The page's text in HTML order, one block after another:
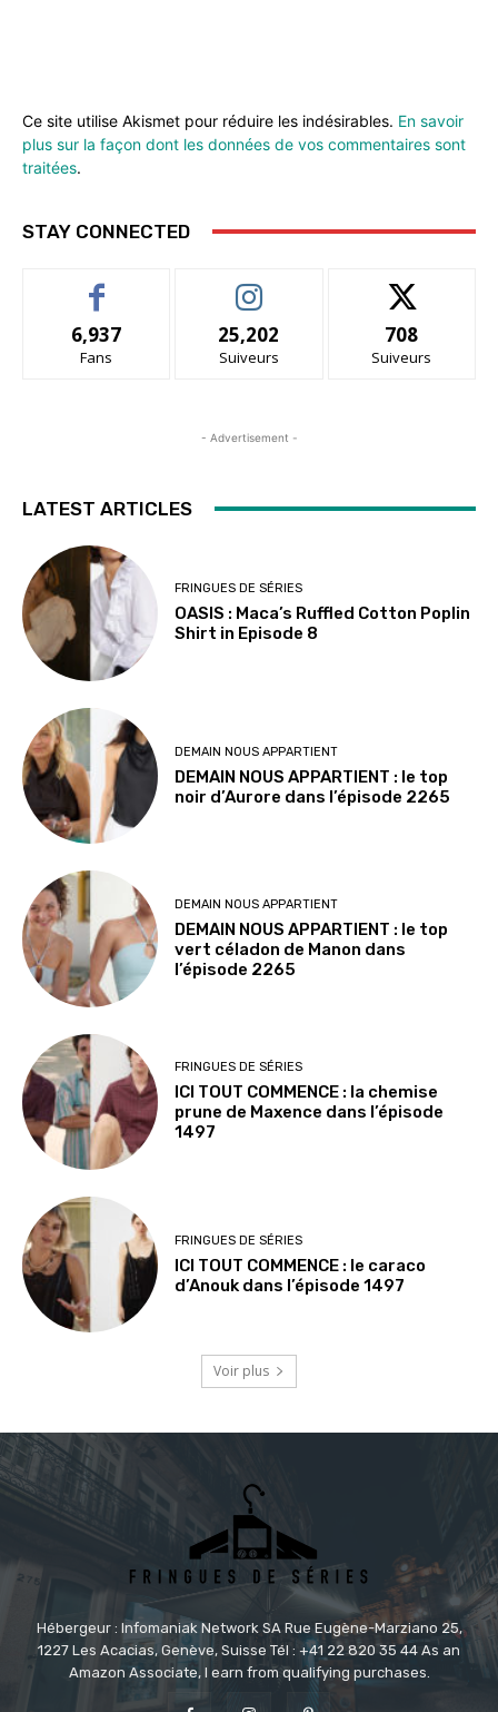
Ce site utilise Akismet pour réduire les indésirables. En savoir
plus sur la façon dont les données de vos commentaires sont
traitées.
STAY CONNECTED
6,937
Fans
25,202
Suiveurs
708
Suiveurs
- Advertisement -
LATEST ARTICLES
FRINGUES DE SÉRIES
OASIS : Maca’s Ruffled Cotton Poplin
Shirt in Episode 8
DEMAIN NOUS APPARTIENT
DEMAIN NOUS APPARTIENT : le top
noir d’Aurore dans l’épisode 2265
DEMAIN NOUS APPARTIENT
DEMAIN NOUS APPARTIENT : le top
vert céladon de Manon dans
l’épisode 2265
FRINGUES DE SÉRIES
ICI TOUT COMMENCE : la chemise
prune de Maxence dans l’épisode
1497
FRINGUES DE SÉRIES
ICI TOUT COMMENCE : le caraco
d’Anouk dans l’épisode 1497
Voir plus
Hébergeur : Infomaniak Network SA Rue Eugène-Marziano 25,
1227 Les Acacias, Genève, Suisse Tél : +41 22 820 35 44 As an
Amazon Associate, I earn from qualifying purchases.